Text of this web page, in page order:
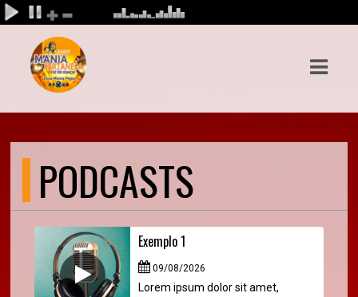
PODCASTS
Exemplo 1
09/08/2026
Lorem ipsum dolor sit amet,